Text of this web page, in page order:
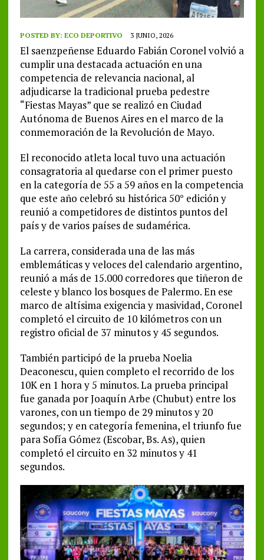
POSTED BY: ECO DEPORTIVO 3 JUNIO, 2026
El saenzpeñense Eduardo Fabián Coronel volvió a
cumplir una destacada actuación en una
competencia de relevancia nacional, al
adjudicarse la tradicional prueba pedestre
“Fiestas Mayas” que se realizó en Ciudad
Autónoma de Buenos Aires en el marco de la
conmemoración de la Revolución de Mayo.
El reconocido atleta local tuvo una actuación
consagratoria al quedarse con el primer puesto
en la categoría de 55 a 59 años en la competencia
que este año celebró su histórica 50° edición y
reunió a competidores de distintos puntos del
país y de varios países de sudamérica.
La carrera, considerada una de las más
emblemáticas y veloces del calendario argentino,
reunió a más de 15.000 corredores que tiñeron de
celeste y blanco los bosques de Palermo. En ese
marco de altísima exigencia y masividad, Coronel
completó el circuito de 10 kilómetros con un
registro oficial de 37 minutos y 45 segundos.
También participó de la prueba Noelia
Deaconescu, quien completo el recorrido de los
10K en 1 hora y 5 minutos. La prueba principal
fue ganada por Joaquín Arbe (Chubut) entre los
varones, con un tiempo de 29 minutos y 20
segundos; y en categoría femenina, el triunfo fue
para Sofía Gómez (Escobar, Bs. As), quien
completó el circuito en 32 minutos y 41
segundos.